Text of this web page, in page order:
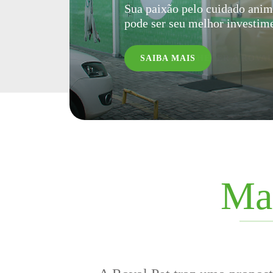
Sua paixão pelo cuidado
pode ser seu melhor
SAIBA MAIS
Produtos especiais criados
necessidades nutricionais do
VENHA CONHECER A ROVAL